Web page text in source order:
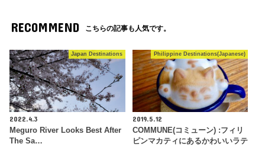
RECOMMEND こちらの記事も人気です。
Japan Destinations
2022.4.3
Meguro River Looks Best After
The Sa…
Philippine Destinations(Japanese)
2019.5.12
COMMUNE(コミューン) :フィリ
ピンマカティにあるかわいいラテ